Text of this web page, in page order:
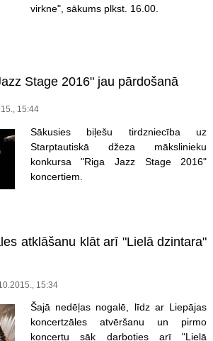
virkne", sākums plkst. 16.00.
Stage 2016" jau pārdošanā
15:44
Sākusies biļešu tirdzniecība uz
Starptautiskā džeza mākslinieku
konkursa "Riga Jazz Stage 2016"
koncertiem.
atklāšanu klāt arī "Lielā dzintara"
15:34
Šajā nedēļas nogalē, līdz ar Liepājas
koncertzāles atvēršanu un pirmo
koncertu sāk darboties arī "Lielā